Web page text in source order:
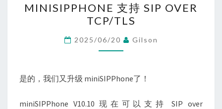
支
持
SIP
OVER
MINISIPPHONE 支持 SIP OVER
TCP/TLS
2025/06/20 Gilson
是的，我们又升级 miniSIPPhone了！
miniSIPPhone V10.10 现在可以支持 SIP over